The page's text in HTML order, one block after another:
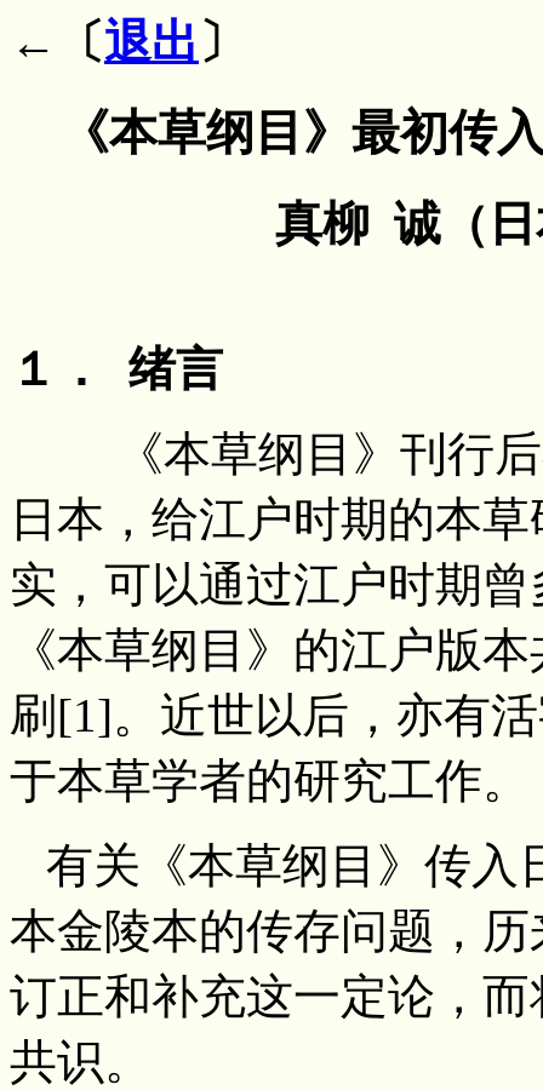
←〔退出 〕
《本草纲目》最初传
真柳 诚（
１． 绪言
《本草纲目》刊行后
日本，给江户时期的本
实，可以通过江户时期
《本草纲目》的江户版
刷[1]。近世以后，亦有
于本草学者的研究工作。
有关《本草纲目》传入
本金陵本的传存问题，
订正和补充这一定论，
共识。